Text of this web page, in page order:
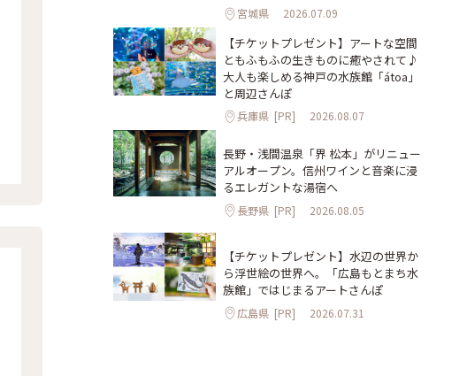
宮城県 2026.07.09
【チケットプレゼント】アートな空間
ともふもふの生きものに癒やされて♪
大人も楽しめる神戸の水族館「átoa」
と周辺さんぽ
兵庫県 [PR] 2026.08.07
長野・浅間温泉「界 松本」がリニュー
アルオープン。信州ワインと音楽に浸
るエレガントな湯宿へ
長野県 [PR] 2026.08.05
【チケットプレゼント】水辺の世界か
ら浮世絵の世界へ。「広島もとまち水
族館」ではじまるアートさんぽ
広島県 [PR] 2026.07.31